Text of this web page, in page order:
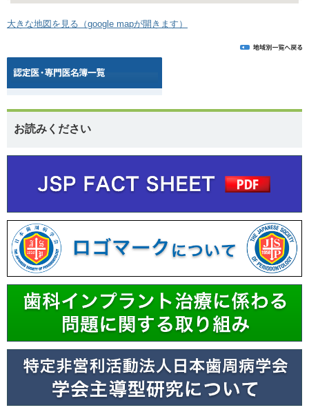
大きな地図を見る（google mapが開きます）
お読みください